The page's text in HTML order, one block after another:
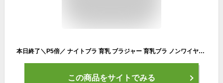
本日終了＼P5倍／ ナイトブラ 育乳 ブラジャー 育乳ブラ ノンワイヤー ブラ 脇高 大きいサイズ 小胸 脇肉 バストケア 谷間 スポーツブラ スポブラ ヨガ 昼夜兼用 パジャマ 産後 楽 夜 夜用 無地 痛くない 補正 補正下着 24時間 バンビウォーター 送料無料 冬 春
この商品をサイトでみる